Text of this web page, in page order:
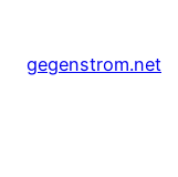
springen
gegenstrom.net